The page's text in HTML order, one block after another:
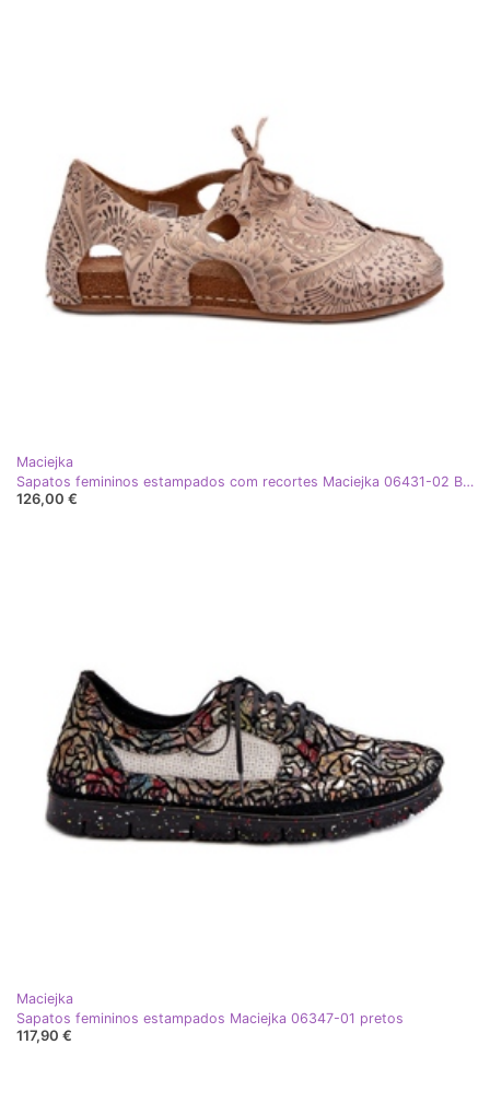
Maciejka
Sapatos femininos estampados com recortes Maciejka 06431-02 Bege
126,00 €
Maciejka
Sapatos femininos estampados Maciejka 06347-01 pretos
117,90 €